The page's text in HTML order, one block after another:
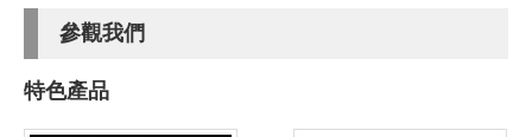
參觀我們
特色產品